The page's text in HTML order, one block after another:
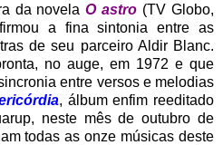
da novelaO astro (TV Globo,
a fina sintonia entre as
de seu parceiro Aldir Blanc.
no auge, em 1972 e que
entre versos e melodias
, álbum enfim reeditado
neste mês de outubro de
todas as onze músicas deste